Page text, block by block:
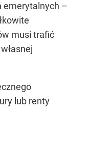
emerytalnych –
musi trafić
lub renty